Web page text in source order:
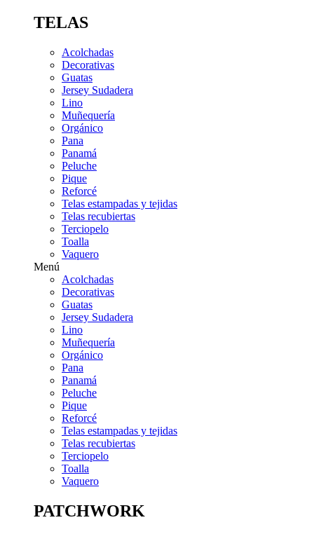
TELAS
Acolchadas
Decorativas
Guatas
Jersey Sudadera
Lino
Muñequería
Orgánico
Pana
Panamá
Peluche
Pique
Reforcé
Telas estampadas y tejidas
Telas recubiertas
Terciopelo
Toalla
Vaquero
Menú
Acolchadas
Decorativas
Guatas
Jersey Sudadera
Lino
Muñequería
Orgánico
Pana
Panamá
Peluche
Pique
Reforcé
Telas estampadas y tejidas
Telas recubiertas
Terciopelo
Toalla
Vaquero
PATCHWORK